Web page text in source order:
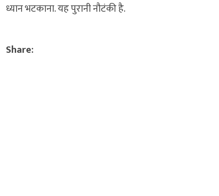
ध्यान भटकाना. यह पुरानी नौटंकी है.
Share: